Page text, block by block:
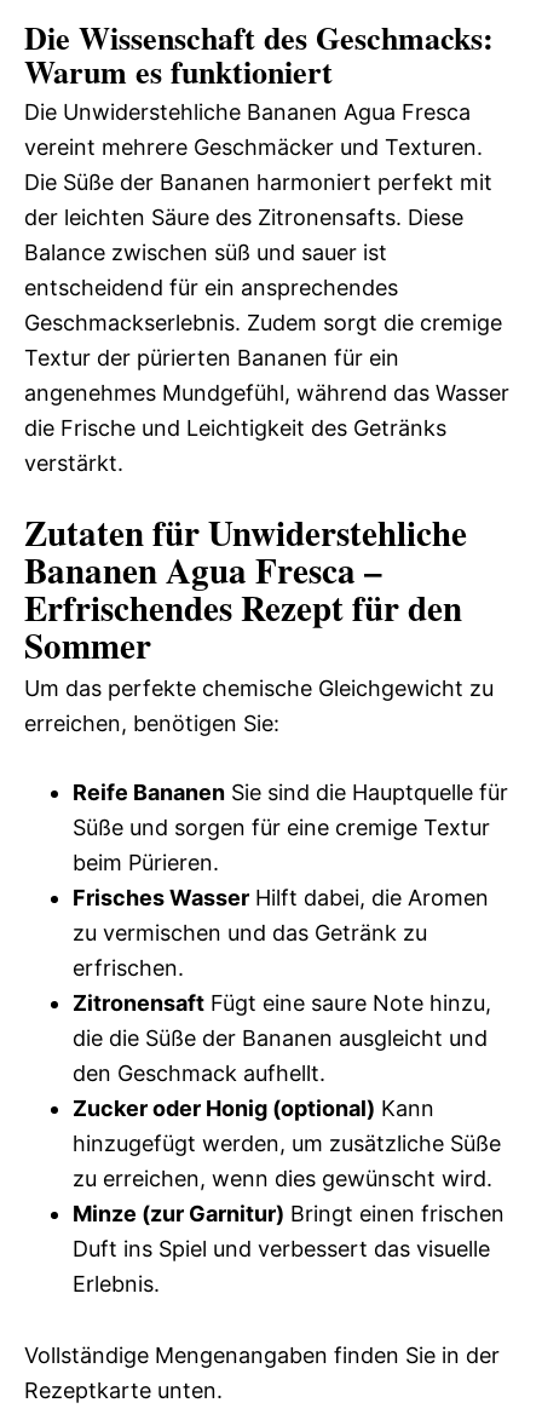
Die Wissenschaft des Geschmacks:
Warum es funktioniert
Die Unwiderstehliche Bananen Agua Fresca
vereint mehrere Geschmäcker und Texturen.
Die Süße der Bananen harmoniert perfekt mit
der leichten Säure des Zitronensafts. Diese
Balance zwischen süß und sauer ist
entscheidend für ein ansprechendes
Geschmackserlebnis. Zudem sorgt die cremige
Textur der pürierten Bananen für ein
angenehmes Mundgefühl, während das Wasser
die Frische und Leichtigkeit des Getränks
verstärkt.
Zutaten für Unwiderstehliche
Bananen Agua Fresca –
Erfrischendes Rezept für den
Sommer
Um das perfekte chemische Gleichgewicht zu
erreichen, benötigen Sie:
Reife Bananen Sie sind die Hauptquelle für
Süße und sorgen für eine cremige Textur
beim Pürieren.
Frisches Wasser Hilft dabei, die Aromen
zu vermischen und das Getränk zu
erfrischen.
Zitronensaft Fügt eine saure Note hinzu,
die die Süße der Bananen ausgleicht und
den Geschmack aufhellt.
Zucker oder Honig (optional) Kann
hinzugefügt werden, um zusätzliche Süße
zu erreichen, wenn dies gewünscht wird.
Minze (zur Garnitur) Bringt einen frischen
Duft ins Spiel und verbessert das visuelle
Erlebnis.
Vollständige Mengenangaben finden Sie in der
Rezeptkarte unten.